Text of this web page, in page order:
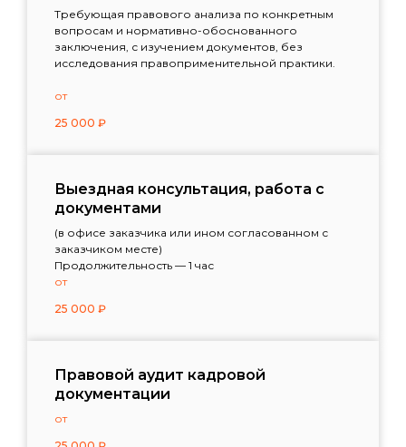
Требующая правового анализа по конкретным
вопросам и нормативно-обоснованного
заключения, с изучением документов, без
исследования правоприменительной практики.
от
25 000 ₽
Выездная консультация, работа с
документами
(в офисе заказчика или ином согласованном с
заказчиком месте)
Продолжительность — 1 час
от
25 000 ₽
Правовой аудит кадровой
документации
от